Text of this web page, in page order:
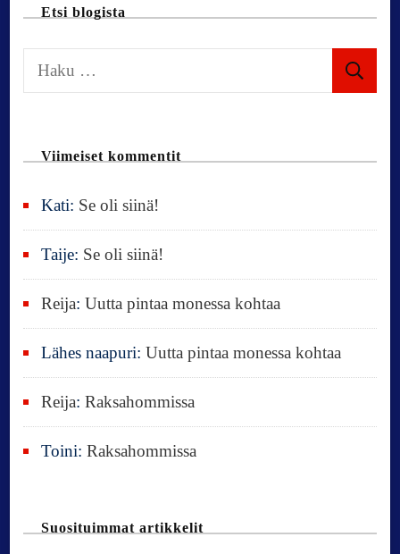
o
n
Etsi blogista
a
Viimeiset kommentit
Kati: Se oli siinä!
Taije: Se oli siinä!
Reija:Uutta pintaa monessa kohtaa
Lähes naapuri:Uutta pintaa monessa kohtaa
Reija:Raksahommissa
Toini:Raksahommissa
Suosituimmat artikkelit